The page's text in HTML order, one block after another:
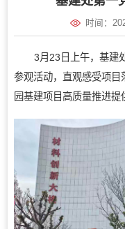
时间：
3月23日上午，基建
参观活动，直观感受项
园基建项目高质量推进提